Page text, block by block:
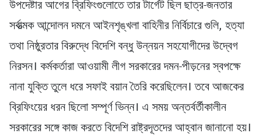
উপদেষ্টার আগের ব্রিফিংগুলোতে তার টার্গেট ছিল ছাত্র-জনতার
সর্বাত্মক আন্দোলন দমনে আইনশৃঙ্খলা বাহিনীর নির্বিচারে গুলি, হত্যা
তথা নিষ্ঠুরতার বিরুদ্ধে বিদেশি বন্ধু উন্নয়ন সহযোগীদের উদ্বেগ
নিরসন। কর্মকর্তারা আওয়ামী লীগ সরকারের দমন-পীড়নের স্বপক্ষে
নানা যুক্তি তুলে ধরে সফাই বয়ান তৈরি করেছিলেন। তবে আজকের
ব্রিফিংয়ের ধরন ছিলো সম্পূর্ণ ভিন্ন। এ সময় অন্তর্বর্তীকালীন
সরকারের সঙ্গে কাজ করতে বিদেশি রাষ্ট্রদূতদের আহ্বান জানানো হয়।